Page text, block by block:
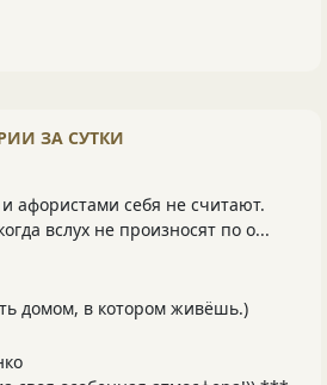
ЗА СУТКИ
афористами себя не считают.
вслух не произносят по о...
домом, в котором живёшь.)